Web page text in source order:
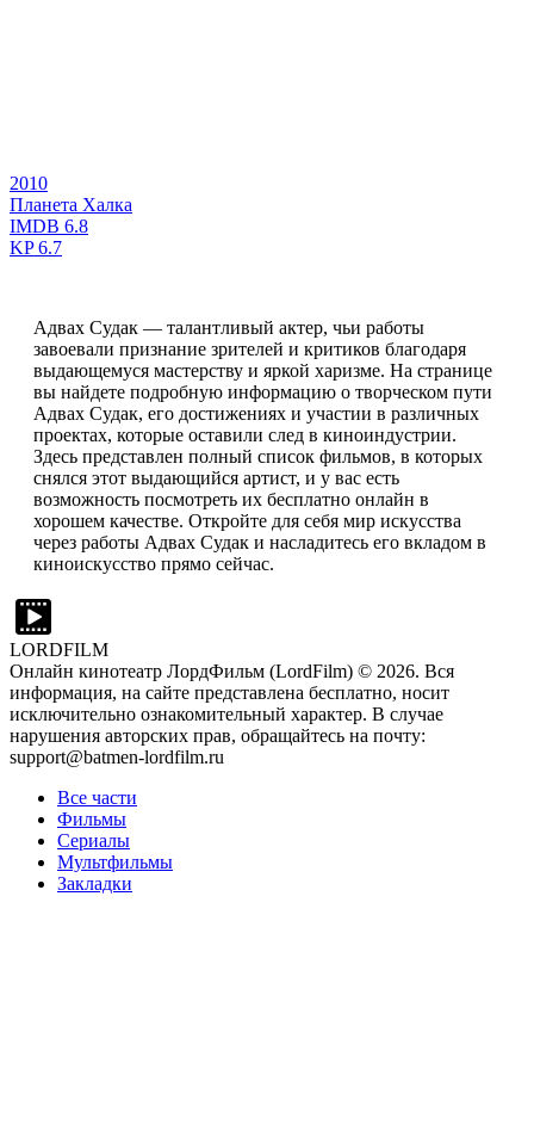
2010
Планета Халка
IMDB 6.8
KP6.7
Адвах Судак — талантливый актер, чьи работы
завоевали признание зрителей и критиков благодаря
выдающемуся мастерству и яркой харизме. На странице
вы найдете подробную информацию о творческом пути
Адвах Судак, его достижениях и участии в различных
проектах, которые оставили след в киноиндустрии.
Здесь представлен полный список фильмов, в которых
снялся этот выдающийся артист, и у вас есть
возможность посмотреть их бесплатно онлайн в
хорошем качестве. Откройте для себя мир искусства
через работы Адвах Судак и насладитесь его вкладом в
киноискусство прямо сейчас.
LORDFILM
Онлайн кинотеатр ЛордФильм (LordFilm) © 2026. Вся
информация, на сайте представлена бесплатно, носит
исключительно ознакомительный характер. В случае
нарушения авторских прав, обращайтесь на почту:
support@batmen-lordfilm.ru
Все части
Фильмы
Сериалы
Мультфильмы
Закладки